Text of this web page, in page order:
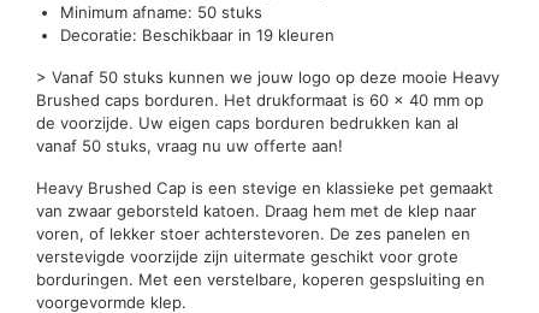
Minimum afname: 50 stuks
Decoratie: Beschikbaar in 19 kleuren
> Vanaf 50 stuks kunnen we jouw logo op deze mooie Heavy
Brushed caps borduren. Het drukformaat is 60 x 40 mm op
de voorzijde. Uw eigen caps borduren bedrukken kan al
vanaf 50 stuks, vraag nu uw offerte aan!
Heavy Brushed Cap is een stevige en klassieke pet gemaakt
van zwaar geborsteld katoen. Draag hem met de klep naar
voren, of lekker stoer achterstevoren. De zes panelen en
verstevigde voorzijde zijn uitermate geschikt voor grote
borduringen. Met een verstelbare, koperen gespsluiting en
voorgevormde klep.